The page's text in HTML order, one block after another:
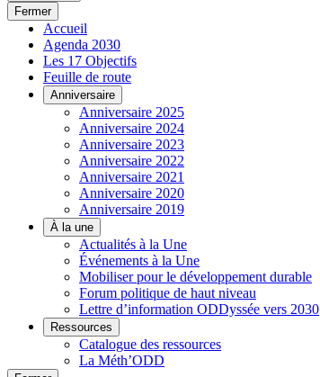
Fermer
Accueil
Agenda 2030
Les 17 Objectifs
Feuille de route
Anniversaire
Anniversaire 2025
Anniversaire 2024
Anniversaire 2023
Anniversaire 2022
Anniversaire 2021
Anniversaire 2020
Anniversaire 2019
À la une
Actualités à la Une
Événements à la Une
Mobiliser pour le développement durable
Forum politique de haut niveau
Lettre d’information ODDyssée vers 2030
Ressources
Catalogue des ressources
La Méth’ODD